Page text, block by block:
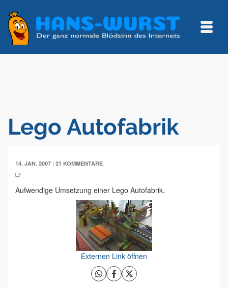
Lego Autofabrik
14. JAN. 2007 | 21 KOMMENTARE
Aufwendige Umsetzung einer Lego Autofabrik.
Externen Link öffnen